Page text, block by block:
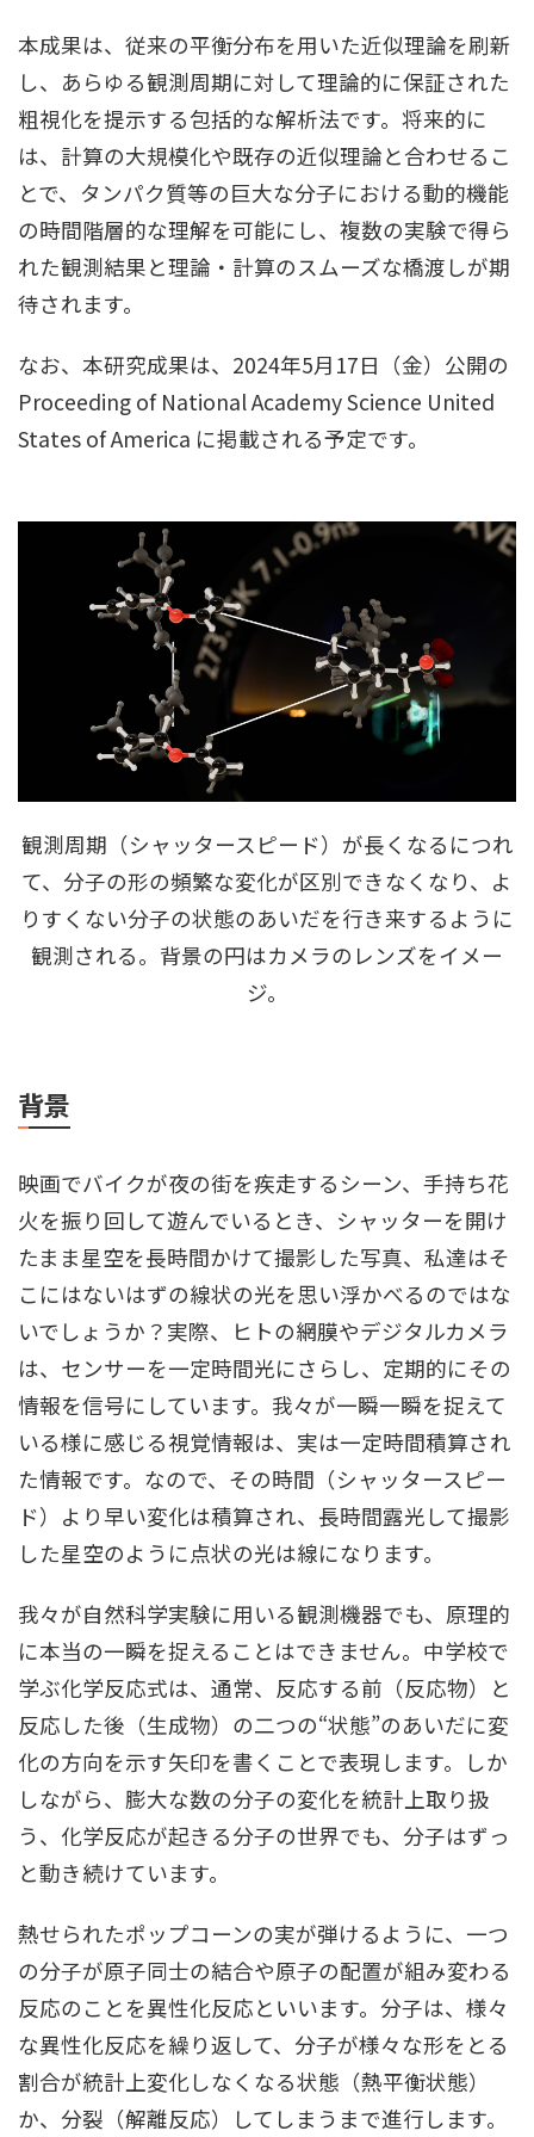
本成果は、従来の平衡分布を⽤いた近似理論を刷新
し、あらゆる観測周期に対して理論的に保証された
粗視化を提⽰する包括的な解析法です。将来的に
は、計算の⼤規模化や既存の近似理論と合わせるこ
とで、タンパク質等の巨⼤な分⼦における動的機能
の時間階層的な理解を可能にし、複数の実験で得ら
れた観測結果と理論・計算のスムーズな橋渡しが期
待されます。
なお、本研究成果は、2024年5⽉17⽇（⾦）公開の
Proceeding of National Academy Science United
States of America に掲載される予定です。
観測周期（シャッタースピード）が⻑くなるにつれ
て、分⼦の形の頻繁な変化が区別できなくなり、よ
りすくない分⼦の状態のあいだを⾏き来するように
観測される。背景の円はカメラのレンズをイメー
ジ。
背景
映画でバイクが夜の街を疾⾛するシーン、⼿持ち花
⽕を振り回して遊んでいるとき、シャッターを開け
たまま星空を⻑時間かけて撮影した写真、私達はそ
こにはないはずの線状の光を思い浮かべるのではな
いでしょうか？実際、ヒトの網膜やデジタルカメラ
は、センサーを⼀定時間光にさらし、定期的にその
情報を信号にしています。我々が⼀瞬⼀瞬を捉えて
いる様に感じる視覚情報は、実は⼀定時間積算され
た情報です。なので、その時間（シャッタースピー
ド）より早い変化は積算され、⻑時間露光して撮影
した星空のように点状の光は線になります。
我々が⾃然科学実験に⽤いる観測機器でも、原理的
に本当の⼀瞬を捉えることはできません。中学校で
学ぶ化学反応式は、通常、反応する前（反応物）と
反応した後（⽣成物）の⼆つの“状態”のあいだに変
化の⽅向を⽰す⽮印を書くことで表現します。しか
しながら、膨⼤な数の分⼦の変化を統計上取り扱
う、化学反応が起きる分⼦の世界でも、分⼦はずっ
と動き続けています。
熱せられたポップコーンの実が弾けるように、⼀つ
の分⼦が原⼦同⼠の結合や原⼦の配置が組み変わる
反応のことを異性化反応といいます。分⼦は、様々
な異性化反応を繰り返して、分⼦が様々な形をとる
割合が統計上変化しなくなる状態（熱平衡状態）
か、分裂（解離反応）してしまうまで進⾏します。